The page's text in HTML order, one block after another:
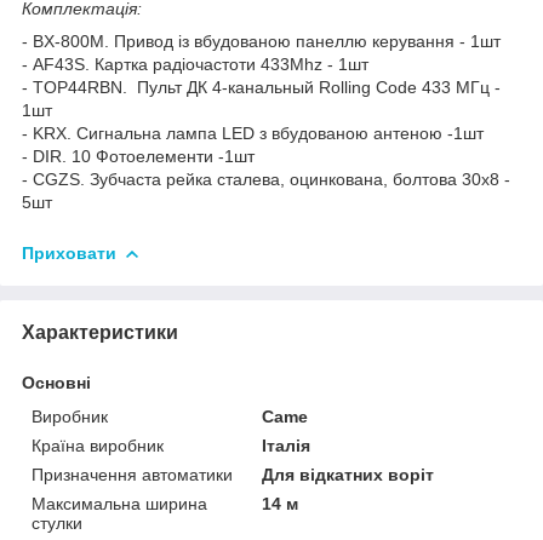
Комплектація:
- ВX-800М. Привод із вбудованою панеллю керування - 1шт
- AF43S. Картка радіочастоти 433Mhz - 1шт
- TOP44RBN. Пульт ДК 4-канальный Rolling Code 433 MГц -
1шт
- KRX. Сигнальна лампа LED з вбудованою антеною -1шт
- DIR. 10 Фотоелементи -1шт
- CGZS. Зубчаста рейка сталева, оцинкована, болтова 30х8 -
5шт
Приховати
Характеристики
Основні
Виробник
Came
Країна виробник
Італія
Призначення автоматики
Для відкатних воріт
Максимальна ширина
стулки
14 м